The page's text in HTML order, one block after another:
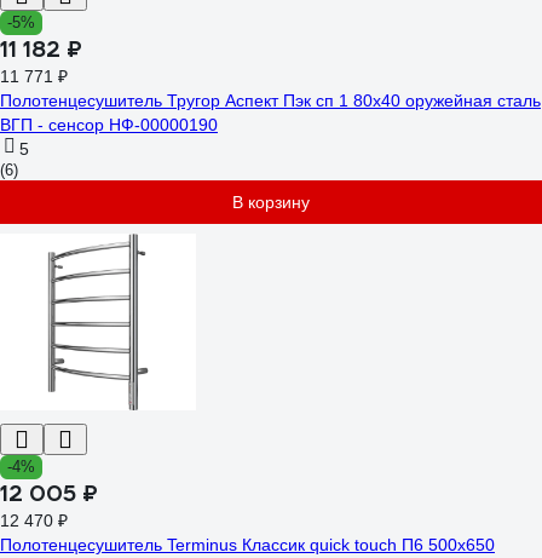
-5%
11 182 ₽
11 771 ₽
Полотенцесушитель Тругор Аспект Пэк сп 1 80х40 оружейная сталь
ВГП - сенсор НФ-00000190
5
(6)
В корзину
-4%
12 005 ₽
12 470 ₽
Полотенцесушитель Terminus Классик quick touch П6 500x650